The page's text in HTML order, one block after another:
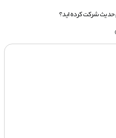
حدیث شرکت کرده اید؟